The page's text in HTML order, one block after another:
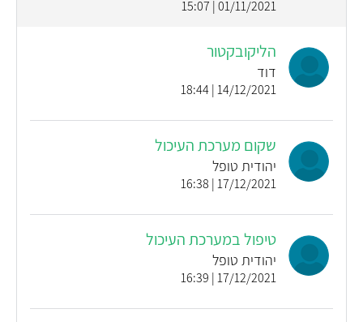
01/11/2021 | 15:07
הליקובקטור
דוד
14/12/2021 | 18:44
שקום מערכת העיכול
יהודית טופל
17/12/2021 | 16:38
טיפול במערכת העיכול
יהודית טופל
17/12/2021 | 16:39